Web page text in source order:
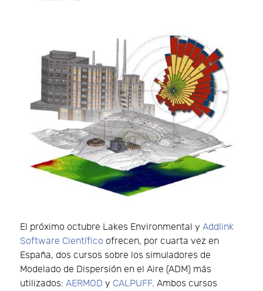
El próximo octubre Lakes Environmental y Addlink
Software Científico ofrecen, por cuarta vez en
España, dos cursos sobre los simuladores de
Modelado de Dispersión en el Aire (ADM) más
utilizados: AERMOD y CALPUFF. Ambos cursos